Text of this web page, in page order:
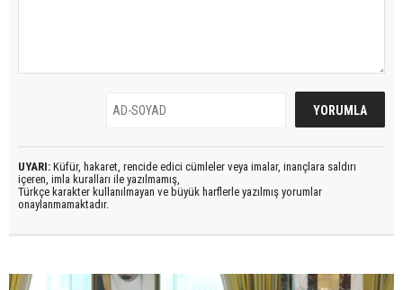
UYARI: Küfür, hakaret, rencide edici cümleler veya imalar, inançlara saldırı
içeren, imla kuralları ile yazılmamış,
Türkçe karakter kullanılmayan ve büyük harflerle yazılmış yorumlar
onaylanmamaktadır.